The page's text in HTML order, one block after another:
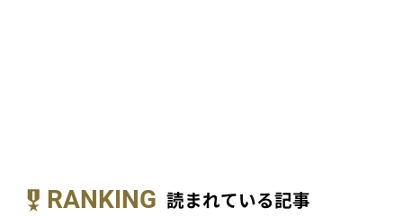
RANKING 読まれている記事